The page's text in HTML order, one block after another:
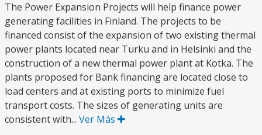
The Power Expansion Projects will help finance power
generating facilities in Finland. The projects to be
financed consist of the expansion of two existing thermal
power plants located near Turku and in Helsinki and the
construction of a new thermal power plant at Kotka. The
plants proposed for Bank financing are located close to
load centers and at existing ports to minimize fuel
transport costs. The sizes of generating units are
consistent with... Ver Más